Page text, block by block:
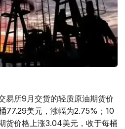
易所9月交货的轻质原油期货价
77.29美元，涨幅为2.75%；10
货价格上涨3.04美元，收于每桶